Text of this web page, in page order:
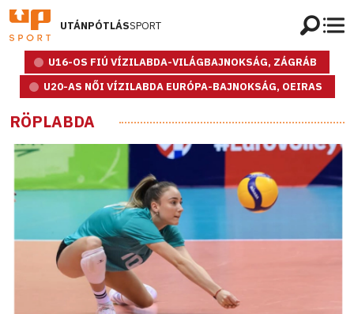
UTÁNPÓTLÁSSPORT
U16-OS FIÚ VÍZILABDA-VILÁGBAJNOKSÁG, ZÁGRÁB
U20-AS NŐI VÍZILABDA EURÓPA-BAJNOKSÁG, OEIRAS
RÖPLABDA